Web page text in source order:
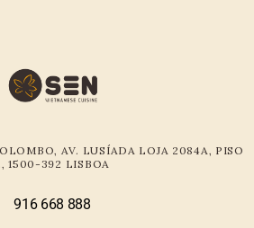
AV. LUSÍADA LOJA 2084A, PISO
1500-392 LISBOA
916 668 888